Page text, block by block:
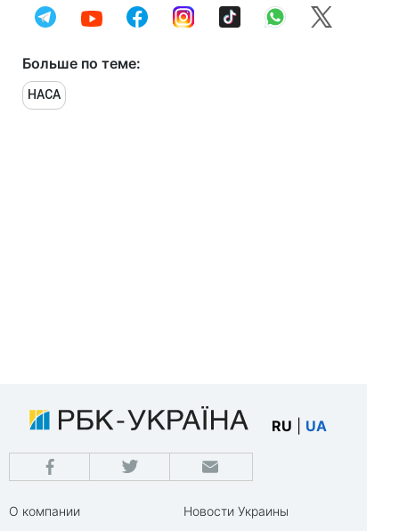
Больше по теме:
НАСА
RU UA
О компании
Новости Украины